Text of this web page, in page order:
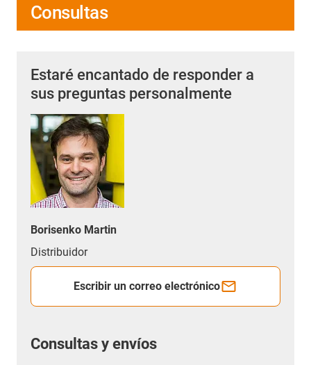
Consultas
Estaré encantado de responder a
sus preguntas personalmente
Borisenko Martin
Distribuidor
Escribir un correo electrónico
Consultas y envíos